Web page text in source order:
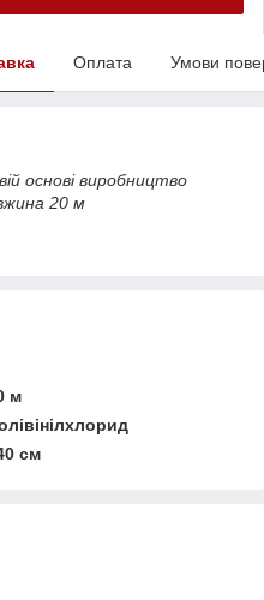
Оплата Умови
основівиробництво
20 м
м
см